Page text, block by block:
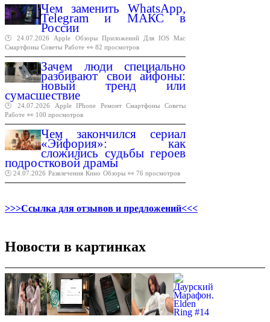
Чем заменить WhatsApp,
Telegram и МАКС в
России
🕑 24.07.2026 Apple Обзоры Приложений Для IOS Mac
Смартфоны Советы Работе 👀 82 просмотров
Зачем люди специально
разбивают свои айфоны:
новый тренд или
сумасшествие
🕑 24.07.2026 Apple IPhone Ремонт Смартфоны
Советы
Работе 👀 100 просмотров
Чем закончился сериал
«Эйфория»: как
сложились судьбы героев
подростковой драмы
🕑 24.07.2026 Развлечения Кино Обзоры 👀 76 просмотров
>>>Ссылка для отзывов и предложений<<<
Новости в картинках